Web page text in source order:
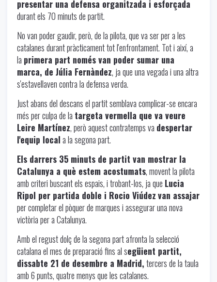
presentar una defensa organitzada i esforçada
durant els 70 minuts de partit.
No van poder gaudir, però, de la pilota, que va ser per a les
catalanes durant pràcticament tot l'enfrontament. Tot i així, a
la primera part només van poder sumar una
marca, de Júlia Fernàndez, ja que una vegada i una altra
s'estavellaven contra la defensa verda.
Just abans del descans el partit semblava complicar-se encara
més per culpa de la targeta vermella que va veure
Leire Martínez, però aquest contratemps va despertar
l'equip locala la segona part.
Els darrers 35 minuts de partit van mostrar la
Catalunya a què estem acostumats, movent la pilota
amb criteri buscant els espais, i trobant-los, ja que Lucia
Ripol per partida doble i Rocio Viúdezvan assajar
per completar el pòquer de marques i assegurar una nova
victòria per a Catalunya.
Amb el regust dolç de la segona part afronta la selecció
catalana el mes de preparació fins al següient partit,
dissabte 21 de desembre a Madrid,tercers de la taula
amb 6 punts, quatre menys que les catalanes.